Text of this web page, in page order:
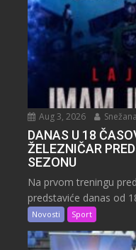
Aug 3, 2026
DANAS U 18
ŽELEZNIČAR
SEZONU
Na prvom treningu
predstaviće danas od
Novosti Sport